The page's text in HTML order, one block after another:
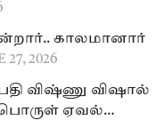
காலமானார்
27, 2026
விஷ்ணு விஷால்
ஏவல்…